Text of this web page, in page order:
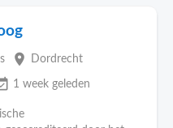
place Dordrecht
1 week geleden